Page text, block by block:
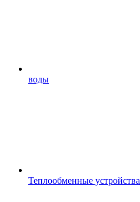
воды
Теплообменные устройства